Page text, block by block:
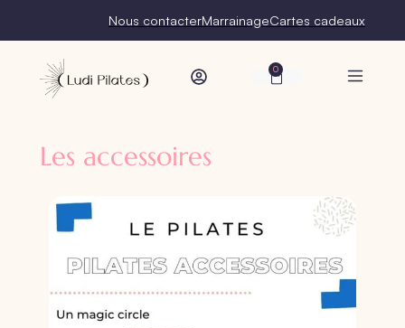
Nous contacterMarrainageCartes cadeaux
0
Les accessoires